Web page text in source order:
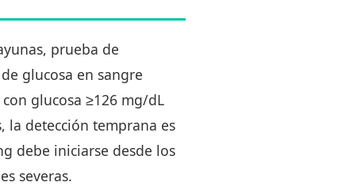
prueba de
glucosa en sangre
glucosa ≥126 mg/dL
la detección temprana es
debe iniciarse desde los
severas.